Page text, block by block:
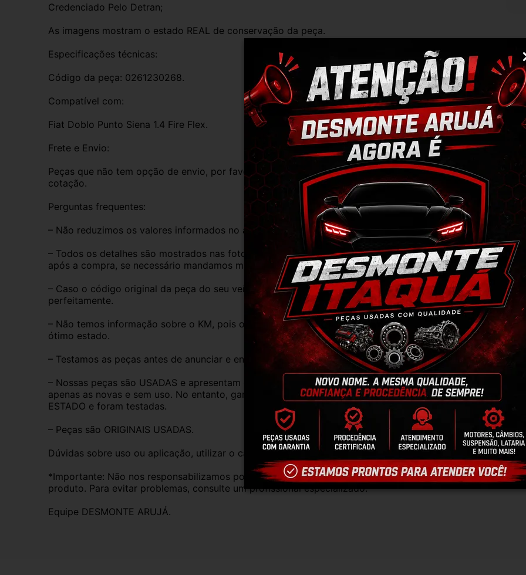
Credenciado Pelo Detran;
As imagens mostram o estado REAL de conservação da peça.
Especificações técnicas:
Código da peça: 0261230268.
Compatível com:
Fiat Doblo Punto Siena 1.4 Fire Flex.
Frete e Envio:
Peças que não tem opção de envio, por favor deixar o CEP na área de perguntas para realizar
cotação.
Perguntas frequentes:
– Não reduzimos os valores informados no anúncio.
– Todos os detalhes são mostrados nas fotos do anúncio. Além disso, entramos em contato
após a compra, se necessário mandamos mais imagens e vídeos do produto!
– Caso o código original da peça do seu veículo seja o mesmo descrito no anúncio servirá
perfeitamente.
– Não temos informação sobre o KM, pois o veículo já foi desmontado. No entanto, estão em
ótimo estado.
– Testamos as peças antes de anunciar e enviar, elas funcionam perfeitamente.
– Nossas peças são USADAS e apresentam desgaste natural pelo tempo. Peças perfeitas são
apenas as novas e sem uso. No entanto, garantimos que nossas peças estão em BOM
ESTADO e foram testadas.
– Peças são ORIGINAIS USADAS.
Dúvidas sobre uso ou aplicação, utilizar o campo de perguntas;
*Importante: Não nos responsabilizamos por instalações inadequadas ou uso indevido do
produto. Para evitar problemas, consulte um profissional especializado.
Equipe DESMONTE ARUJÁ.